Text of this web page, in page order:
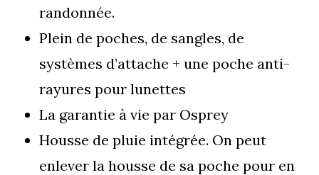
randonnée.
Plein de poches, de sangles, de
systèmes d’attache + une poche anti-
rayures pour lunettes
La garantie à vie par Osprey
Housse de pluie intégrée. On peut
enlever la housse de sa poche pour en